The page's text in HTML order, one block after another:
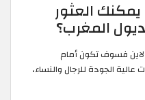
العثور
المغرب؟
فسوف تكون أمام
الجودة للرجال والنساء،